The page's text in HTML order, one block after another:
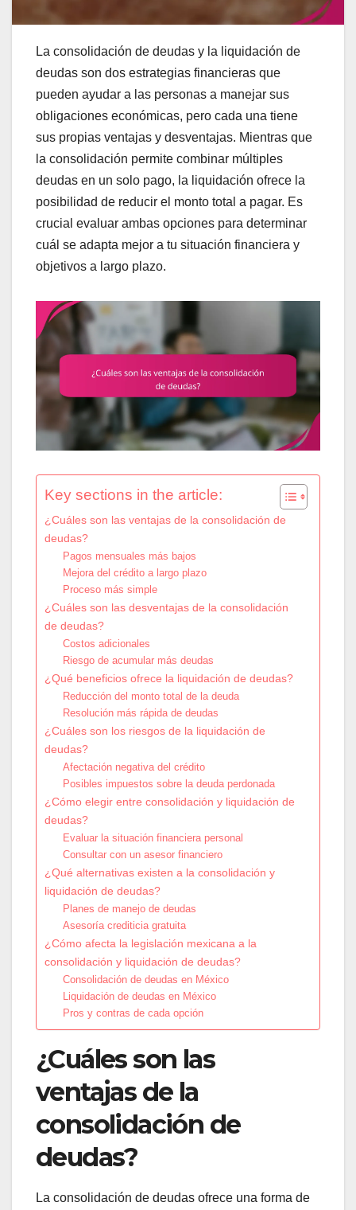
La consolidación de deudas y la liquidación de
deudas son dos estrategias financieras que
pueden ayudar a las personas a manejar sus
obligaciones económicas, pero cada una tiene
sus propias ventajas y desventajas. Mientras que
la consolidación permite combinar múltiples
deudas en un solo pago, la liquidación ofrece la
posibilidad de reducir el monto total a pagar. Es
crucial evaluar ambas opciones para determinar
cuál se adapta mejor a tu situación financiera y
objetivos a largo plazo.
Key sections in the article:
¿Cuáles son las ventajas de la consolidación de
deudas?
Pagos mensuales más bajos
Mejora del crédito a largo plazo
Proceso más simple
¿Cuáles son las desventajas de la consolidación
de deudas?
Costos adicionales
Riesgo de acumular más deudas
¿Qué beneficios ofrece la liquidación de deudas?
Reducción del monto total de la deuda
Resolución más rápida de deudas
¿Cuáles son los riesgos de la liquidación de
deudas?
Afectación negativa del crédito
Posibles impuestos sobre la deuda perdonada
¿Cómo elegir entre consolidación y liquidación de
deudas?
Evaluar la situación financiera personal
Consultar con un asesor financiero
¿Qué alternativas existen a la consolidación y
liquidación de deudas?
Planes de manejo de deudas
Asesoría crediticia gratuita
¿Cómo afecta la legislación mexicana a la
consolidación y liquidación de deudas?
Consolidación de deudas en México
Liquidación de deudas en México
Pros y contras de cada opción
¿Cuáles son las
ventajas de la
consolidación de
deudas?
La consolidación de deudas ofrece una forma de